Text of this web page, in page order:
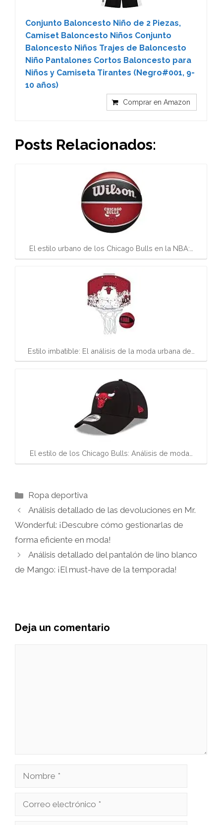
Conjunto Baloncesto Niño de 2 Piezas,
Camiset Baloncesto Niños Conjunto
Baloncesto Niños Trajes de Baloncesto
Niño Pantalones Cortos Baloncesto para
Niños y Camiseta Tirantes (Negro#001, 9-
10 años)
Comprar en Amazon
Posts Relacionados:
El estilo urbano de los Chicago Bulls en la NBA:…
Estilo imbatible: El análisis de la moda urbana de…
El estilo de los Chicago Bulls: Análisis de moda…
Categorías
Ropa deportiva
Análisis detallado de las devoluciones en Mr.
Wonderful: ¡Descubre cómo gestionarlas de
forma eficiente en moda!
Análisis detallado del pantalón de lino blanco
de Mango: ¡El must-have de la temporada!
Deja un comentario
Nombre
Correo